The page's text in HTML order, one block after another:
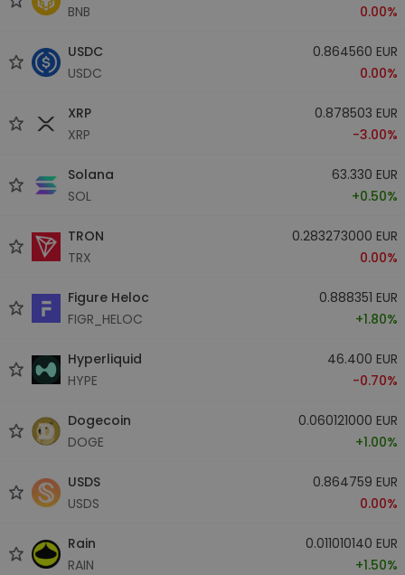
BNB
0.00%
USDC
USDC
0.864560 EUR
0.00%
XRP
XRP
0.878503 EUR
-3.00%
Solana
SOL
63.330 EUR
+0.50%
TRON
TRX
0.283273000 EUR
0.00%
Figure Heloc
FIGR_HELOC
0.888351 EUR
+1.80%
Hyperliquid
HYPE
46.400 EUR
-0.70%
Dogecoin
DOGE
0.060121000 EUR
+1.00%
USDS
USDS
0.864759 EUR
0.00%
Rain
RAIN
0.011010140 EUR
+1.50%